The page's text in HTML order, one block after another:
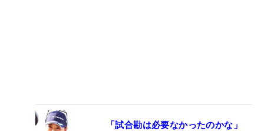
「試合勘は必要なかったのかな」